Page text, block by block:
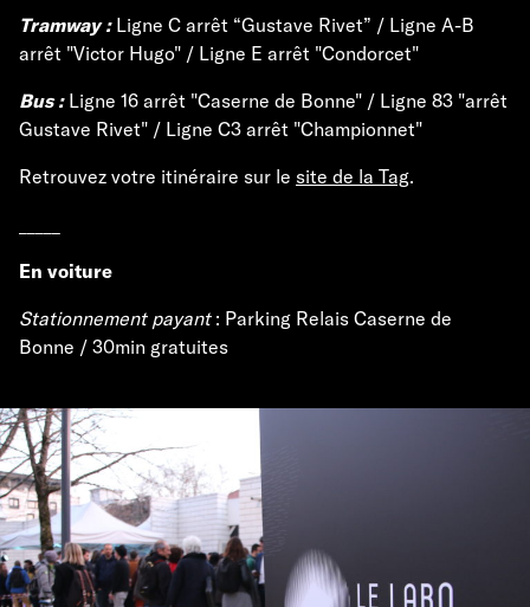
Tramway : Ligne C arrêt “Gustave Rivet” / Ligne A-B
arrêt "Victor Hugo" / Ligne E arrêt "Condorcet"
Bus : Ligne 16 arrêt "Caserne de Bonne" / Ligne 83 "arrêt
Gustave Rivet" / Ligne C3 arrêt "Championnet"
Retrouvez votre itinéraire sur le site de la Tag.
En voiture
Stationnement payant: Parking Relais Caserne de
Bonne / 30min gratuites